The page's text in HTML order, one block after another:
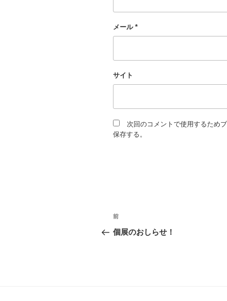
メール *
サイト
次回のコメントで使用するため
保存する。
投
稿
過
の
前
個展のおしらせ！